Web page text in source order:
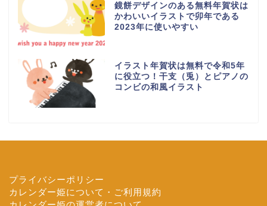
鏡餅デザインのある無料年賀状は
かわいいイラストで卯年である
2023年に使いやすい
イラスト年賀状は無料で令和5年
に役立つ！干支（兎）とピアノの
コンビの和風イラスト
プライバシーポリシー
カレンダー姫について・ご利用規約